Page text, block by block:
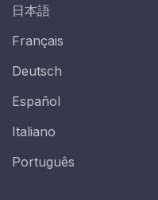
日本語
Français
Deutsch
Español
Italiano
Português